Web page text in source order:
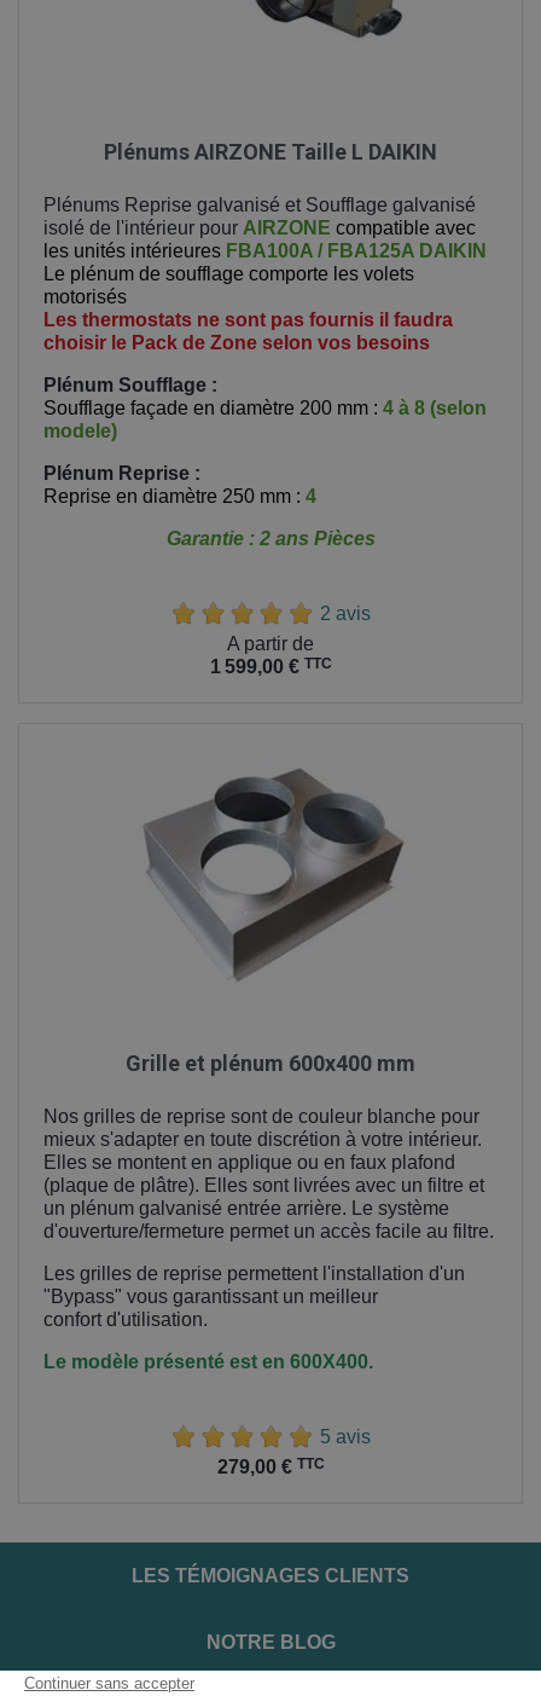
Plénums AIRZONE Taille L DAIKIN
Plénums Reprise galvanisé et Soufflage galvanisé
isolé de l'intérieur pour AIRZONE compatible avec
les unités intérieures FBA100A / FBA125A DAIKIN
Le plénum de soufflage comporte les volets
motorisés
Les thermostats ne sont pas fournis il faudra
choisir le Pack de Zone selon vos besoins
Plénum Soufflage :
Soufflage façade en diamètre 200 mm : 4 à 8 (selon
modele)
Plénum Reprise :
Reprise en diamètre 250 mm : 4
Garantie : 2 ans Pièces
2 avis
A partir de
1 599,00 € TTC
Grille et plénum 600x400 mm
Nos grilles de reprise sont de couleur blanche pour
mieux s'adapter en toute discrétion à votre intérieur.
Elles se montent en applique ou en faux plafond
(plaque de plâtre). Elles sont livrées avec un filtre et
un plénum galvanisé entrée arrière. Le système
d'ouverture/fermeture permet un accès facile au filtre.
Les grilles de reprise permettent l'installation d'un
"Bypass" vous garantissant un meilleur
confort d'utilisation.
Le modèle présenté est en 600X400.
5 avis
279,00 € TTC
LES TÉMOIGNAGES CLIENTS
NOTRE BLOG